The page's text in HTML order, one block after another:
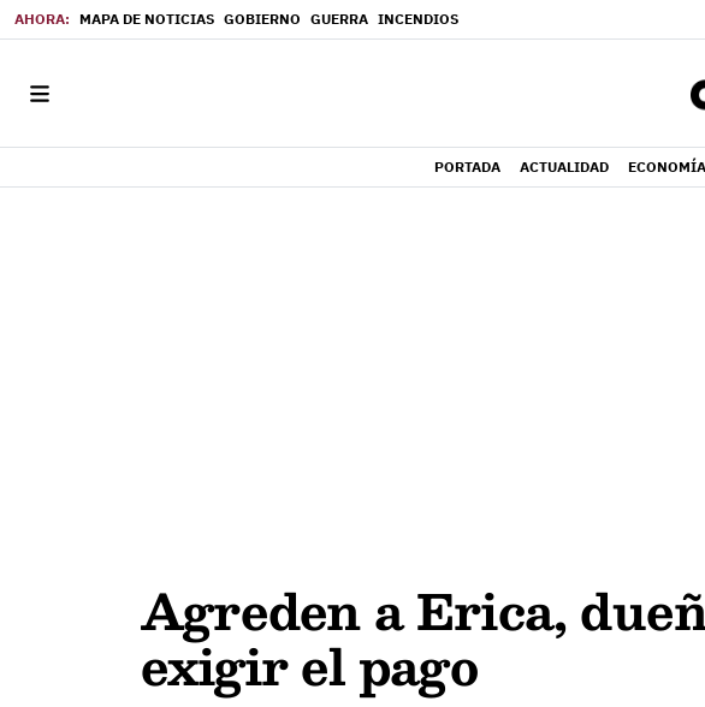
MAPA DE NOTICIAS GOBIERNO GUERRA INCENDIOS
PORTADA ACTUALIDAD ECONOMÍA
Agreden a Erica,
exigir el pago